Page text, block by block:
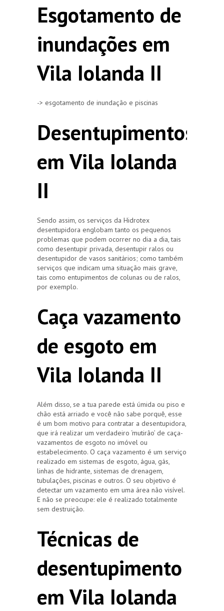
Esgotamento de
inundações em
Vila Iolanda II
-> esgotamento de inundação e piscinas
Desentupimentos
em Vila Iolanda
II
Sendo assim, os serviços da Hidrotex
desentupidora englobam tanto os pequenos
problemas que podem ocorrer no dia a dia, tais
como desentupir privada, desentupir ralos ou
desentupidor de vasos sanitários; como também
serviços que indicam uma situação mais grave,
tais como entupimentos de colunas ou de ralos,
por exemplo.
Caça vazamento
de esgoto em
Vila Iolanda II
Além disso, se a tua parede está úmida ou piso e
chão está arriado e você não sabe porquê, esse
é um bom motivo para contratar a desentupidora,
que irá realizar um verdadeiro ‘mutirão’ de caça-
vazamentos de esgoto no imóvel ou
estabelecimento. O caça vazamento é um serviço
realizado em sistemas de esgoto, água, gás,
linhas de hidrante, sistemas de drenagem,
tubulações, piscinas e outros. O seu objetivo é
detectar um vazamento em uma área não visível.
E não se preocupe: ele é realizado totalmente
sem destruição.
Técnicas de
desentupimento
em Vila Iolanda